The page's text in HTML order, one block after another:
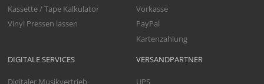
Kassette / Tape Kalkulator
Vinyl Pressen lassen
DIGITALE SERVICES
Digitaler Musikvertrieb
Vorkasse
PayPal
Kartenzahlung
VERSANDPARTNER
UPS